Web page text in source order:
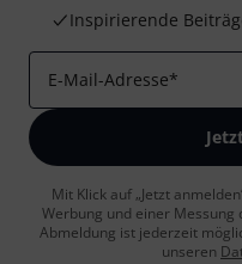
Inspirierende
E-Mail-Adresse*
Mit Klick auf „Jetzt
Werbung und einer Messung
Abmeldung ist jederzeit
unseren